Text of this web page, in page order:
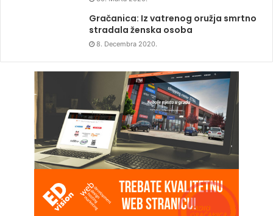
Gračanica: Iz vatrenog oružja smrtno
stradala ženska osoba
8. Decembra 2020.